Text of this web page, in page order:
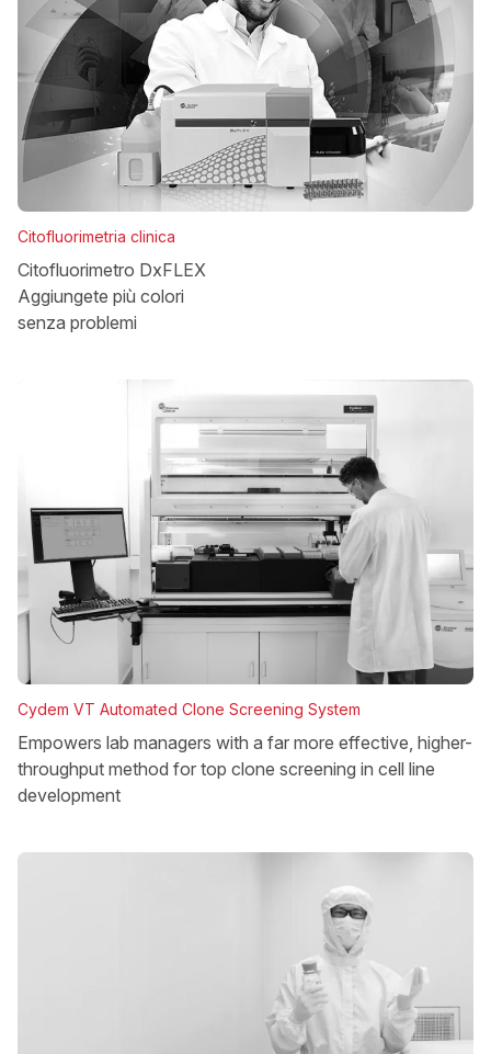
Citofluorimetria clinica
Citofluorimetro DxFLEX
Aggiungete più colori
senza problemi
Cydem VT Automated Clone Screening System
Empowers lab managers with a far more effective, higher-
throughput method for top clone screening in cell line
development